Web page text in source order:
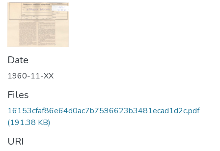
Date
1960-11-XX
Files
16153cfaf86e64d0ac7b7596623b3481ecad1d2c.pdf
(191.38 KB)
URI